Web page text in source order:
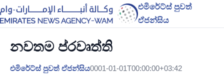
එමිරේට්ස් පුවත්
ඒජන්සිය
නවතම ප්රවෘත්ති
එමිරේට්ස් පුවත් ඒජන්සිය0001-01-01T00:00:00+03:42